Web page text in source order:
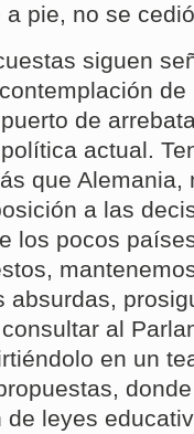
a pie, no se
siguen
de
actual.
que Alemania,
a las
los pocos
absurdas,
al
en un
de leyes